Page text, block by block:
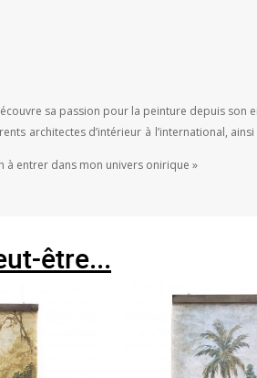
sa passion pour la peinture depuis son
architectes d’intérieur à l’international,
à entrer dans mon univers onirique »
être...